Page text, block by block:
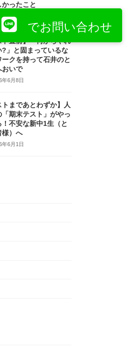
かったこと
年6月15日
ト直前】「何からやれ
?」と固まっているな
ークを持って石井のと
おいで
年6月8日
トまであとわずか】人
「期末テスト」がやっ
！不安な新中1生（と
様）へ
年6月1日
でお問い合わせ